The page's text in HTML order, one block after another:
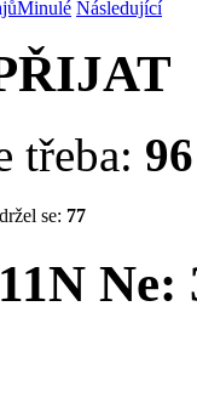
Minulé Následující
třeba: 96
se: 77
11N Ne: